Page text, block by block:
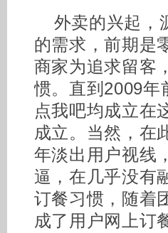
外卖的兴起，
的需求，前期是
商家为追求留客
惯。直到2009年
点我吧均成立在
成立。当然，在
年淡出用户视线
逼，在几乎没有
订餐习惯，随着
成了用户网上订